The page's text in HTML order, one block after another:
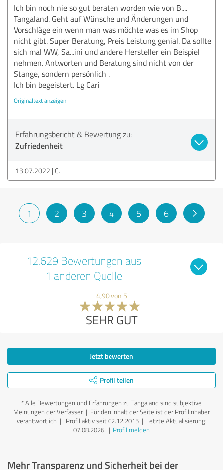
Ich bin noch nie so gut beraten worden wie von B....
Tangaland. Geht auf Wünsche und Änderungen und
Vorschläge ein wenn man was möchte was es im Shop
nicht gibt. Super Beratung, Preis Leistung genial. Da sollte
sich mal WW, Sa...ini und andere Hersteller ein Beispiel
nehmen. Antworten und Beratung sind nicht von der
Stange, sondern persönlich .
Ich bin begeistert. Lg Cari
Originaltext anzeigen
Erfahrungsbericht & Bewertung zu:
Zufriedenheit
13.07.2022 C.
1 2 3 4 5 6
12.629 Bewertungen aus
1 anderen Quelle
4,90 von 5
SEHR GUT
Jetzt bewerten
Profil teilen
*Alle Bewertungen und Erfahrungen zu Tangaland sind subjektive
Meinungen der Verfasser | Für den Inhalt der Seite ist der Profilinhaber
verantwortlich | Profil aktiv seit 02.12.2015 | Letzte Aktualisierung:
07.08.2026 | Profil melden
Mehr Transparenz und Sicherheit bei der